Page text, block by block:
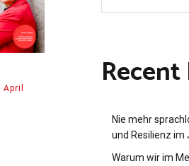
April
Nie mehr
und Resilienz im
Warum wir im